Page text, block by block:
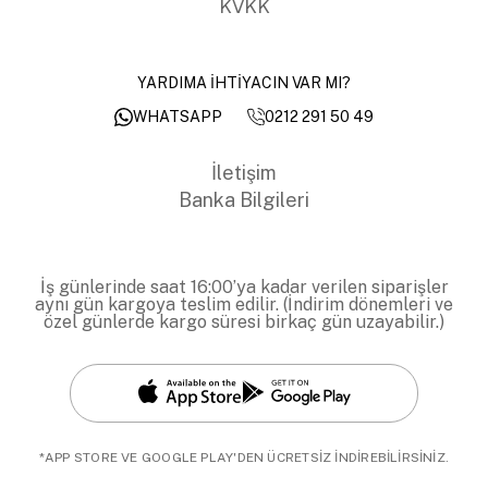
KVKK
YARDIMA İHTİYACIN VAR MI?
WHATSAPP
0212 291 50 49
İletişim
Banka Bilgileri
İş günlerinde saat 16:00’ya kadar verilen siparişler
aynı gün kargoya teslim edilir. (İndirim dönemleri ve
özel günlerde kargo süresi birkaç gün uzayabilir.)
*APP STORE VE GOOGLE PLAY'DEN ÜCRETSİZ İNDİREBİLİRSİNİZ.